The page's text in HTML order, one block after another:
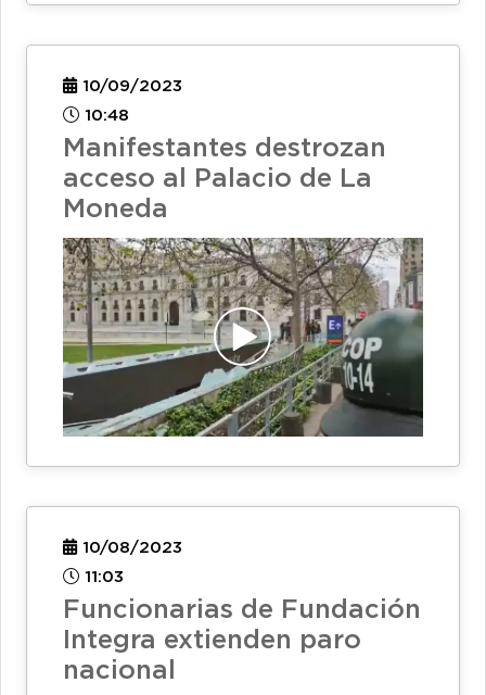
10/09/2023
10:48
Manifestantes destrozan
acceso al Palacio de La
Moneda
10/08/2023
11:03
Funcionarias de Fundación
Integra extienden paro
nacional